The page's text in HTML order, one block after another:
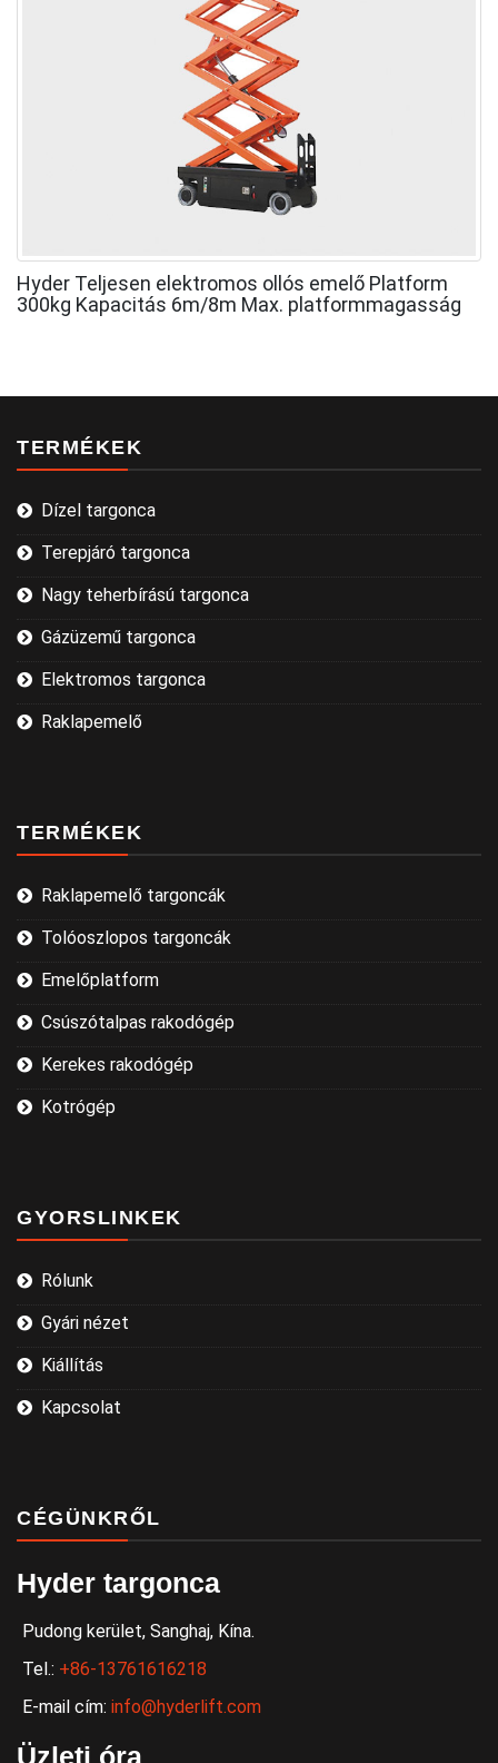
Hyder Teljesen elektromos ollós emelő Platform
300kg Kapacitás 6m/8m Max. platformmagasság
TERMÉKEK
Dízel targonca
Terepjáró targonca
Nagy teherbírású targonca
Gázüzemű targonca
Elektromos targonca
Raklapemelő
TERMÉKEK
Raklapemelő targoncák
Tolóoszlopos targoncák
Emelőplatform
Csúszótalpas rakodógép
Kerekes rakodógép
Kotrógép
GYORSLINKEK
Rólunk
Gyári nézet
Kiállítás
Kapcsolat
CÉGÜNKRŐL
Hyder targonca
Pudong kerület, Sanghaj, Kína.
Tel.: +86-13761616218
E-mail cím: info@hyderlift.com
Üzleti óra